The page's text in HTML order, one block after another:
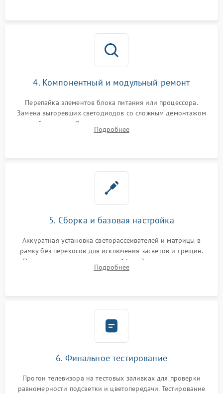
4. Компонентный и модульный ремонт
Перепайка элементов блока питания или процессора.
Замена выгоревших светодиодов со сложным демонтажом
хрупкой матрицы. Восстановление поврежденных дорожек,
прошивка микросхем памяти EEPROM
Подробнее
5. Сборка и базовая настройка
Аккуратная установка светорассеивателей и матрицы в
рамку без перекосов для исключения засветов и трещин.
Подключение внутренних шлейфов. Закрытие корпуса.
Сброс настроек и обновление программного обеспечения.
Подробнее
6. Финальное тестирование
Прогон телевизора на тестовых заливках для проверки
равномерности подсветки и цветопередачи. Тестирование